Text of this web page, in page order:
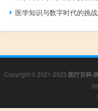
医学知识与数字时代的挑
Copyright © 2021-2023 医疗百科-